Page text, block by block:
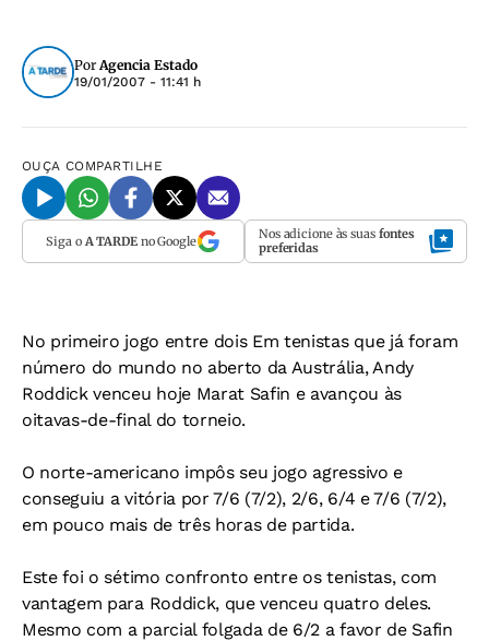
PorAgencia Estado
19/01/2007 - 11:41 h
OUÇA COMPARTILHE
Siga o A TARDEno Google Nos adicione às suas fontes
preferidas
No primeiro jogo entre dois Em tenistas que já foram
número do mundo no aberto da Austrália, Andy
Roddick venceu hoje Marat Safin e avançou às
oitavas-de-final do torneio.
O norte-americano impôs seu jogo agressivo e
conseguiu a vitória por 7/6 (7/2), 2/6, 6/4 e 7/6 (7/2),
em pouco mais de três horas de partida.
Este foi o sétimo confronto entre os tenistas, com
vantagem para Roddick, que venceu quatro deles.
Mesmo com a parcial folgada de 6/2 a favor de Safin